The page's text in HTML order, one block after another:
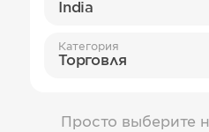
India
Категория
Торговля
Просто выберите